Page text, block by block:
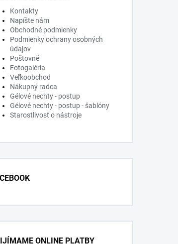
Kontakty
Napíšte nám
Obchodné podmienky
Podmienky ochrany osobných
údajov
Poštovné
Fotogaléria
Veľkoobchod
Nákupný radca
Gélové nechty - postup
Gélové nechty - postup - šablóny
Starostlivosť o nástroje
ONLINE PLATBY